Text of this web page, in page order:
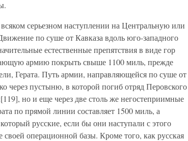
серьезном наступлении на Центральную или
по суше от Кавказа вдоль юго-западного
естественные препятствия в виде гор
армию покрыть свыше 1100 миль, прежде
Герата. Путь армии, направляющейся по суше от
через пустыню, в которой погиб отряд Перовского
но и еще через две столь же негостеприимные
по прямой линии составляет 1500 миль, а
русские, если бы они наступали с этого
своей операционной базы. Кроме того, как русская